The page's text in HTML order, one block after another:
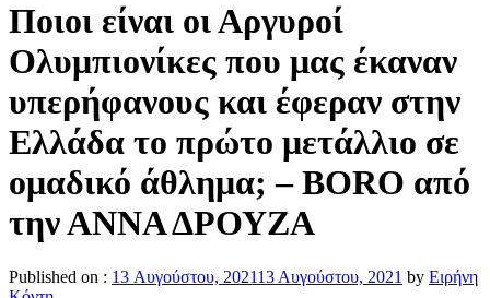
Ποιοι είναι οι Αργυροί
Ολυμπιονίκες που μας έκαναν
υπερήφανους και έφεραν στην
Ελλάδα το πρώτο μετάλλιο σε
ομαδικό άθλημα; – BORO από
την ΑΝΝΑ ΔΡΟΥΖΑ
Published on : 13 Αυγούστου, 202113 Αυγούστου, 2021 by Ειρήνη